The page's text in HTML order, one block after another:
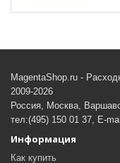
MagentaShop.ru -
2009-2026
Россия, Москва,
тел:(495) 150 01 37, E-
Информация
Как купить